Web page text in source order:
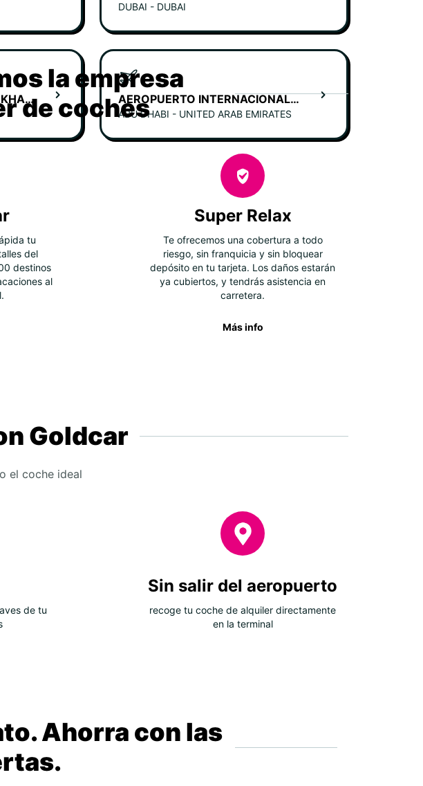
DUBAI - DUBAI
AL HAMRA MALL - RAS AL KHAIMAH AEROPUERTO INTERNACIONAL DE ZAYED - TERMINAL A
ABU DHABI - UNITED ARAB EMIRATES
la empresa
de coches
tu
del
destinos
al
Super Relax
Te ofrecemos una cobertura a todo
riesgo, sin franquicia y sin bloquear
depósito en tu tarjeta. Los daños estarán
ya cubiertos, y tendrás asistencia en
carretera.
Más info
Goldcar
el coche ideal
de tu
Sin salir del aeropuerto
recoge tu coche de alquiler directamente
en la terminal
Ahorra con las